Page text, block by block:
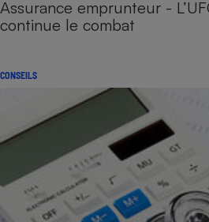
Assurance emprunteur -
continue le combat
CONSEILS